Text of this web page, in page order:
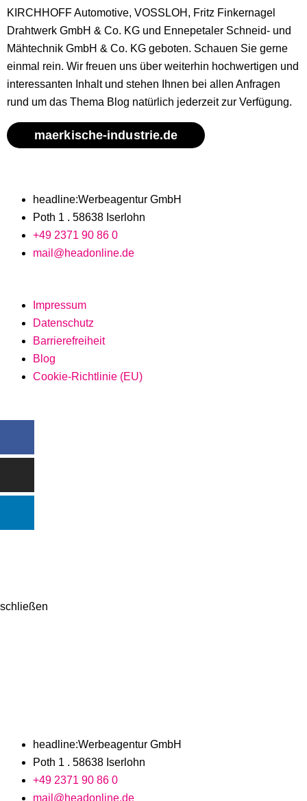
KIRCHHOFF Automotive, VOSSLOH, Fritz Finkernagel
Drahtwerk GmbH & Co. KG und Ennepetaler Schneid- und
Mähtechnik GmbH & Co. KG geboten. Schauen Sie gerne
einmal rein. Wir freuen uns über weiterhin hochwertigen und
interessanten Inhalt und stehen Ihnen bei allen Anfragen
rund um das Thema Blog natürlich jederzeit zur Verfügung.
maerkische-industrie.de
headline:Werbeagentur GmbH
Poth 1 . 58638 Iserlohn
+49 2371 90 86 0
mail@headonline.de
Impressum
Datenschutz
Barrierefreiheit
Blog
Cookie-Richtlinie (EU)
schließen
headline:Werbeagentur GmbH
Poth 1 . 58638 Iserlohn
+49 2371 90 86 0
mail@headonline.de